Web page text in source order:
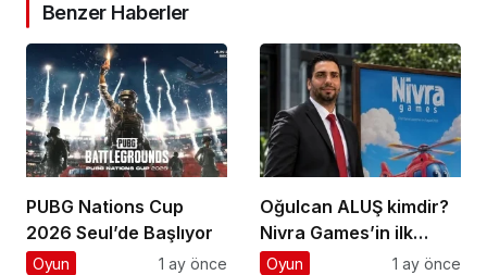
Benzer Haberler
PUBG Nations Cup
2026 Seul’de Başlıyor
Oyun 1 ay önce
Oğulcan ALUŞ kimdir?
Nivra Games’in ilk
oyunu ne zaman
Oyun 1 ay önce